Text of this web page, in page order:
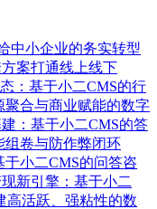
中小企业的务实转型
案打通线上线下
：基于小二CMS的行
合与商业赋能的数字
：基于小二CMS的答
组卷与防作弊闭环
小二CMS的问答咨
新引擎：基于小二
高活跃、强粘性的数